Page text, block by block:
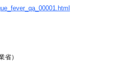
省）